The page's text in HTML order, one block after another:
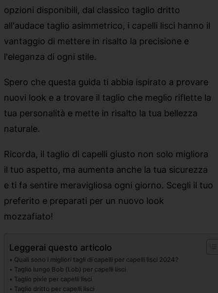
opzioni disponibili, dal classico taglio dritto
all'audace taglio asimmetrico, i capelli lisci hanno il
vantaggio di mettere in risalto la precisione e
l'eleganza di ogni stile.
Spero che questa guida ti abbia ispirato a provare
nuovi look e a trovare il taglio che meglio riflette la
tua personalità e mette in risalto la tua bellezza
naturale.
Ricorda, il taglio di capelli giusto non solo migliora
il tuo aspetto, ma aumenta anche la tua sicurezza
e ti fa sentire meravigliosa ogni giorno. Scegli il tuo
preferito e preparati per un nuovo look
mozzafiato!
Leggerai questo articolo
Quali sono i migliori tagli di capelli per capelli lisci 2024?
Taglio lungo Bob (Lob) per capelli lisci
Taglio pixie per capelli lisci
Taglio dritto per capelli lisci